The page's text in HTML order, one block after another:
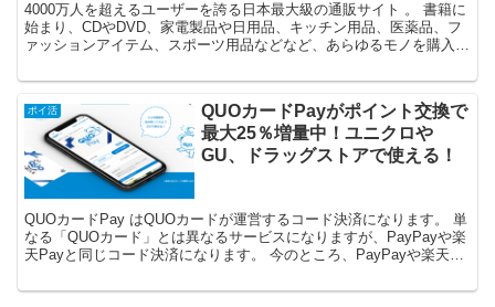
4000万人を超えるユーザーを誇る日本最大級の通販サイト 。 書籍に
始まり、CDやDVD、家電製品や日用品、キッチン用品、医薬品、フ
ァッションアイテム、スポーツ用品などなど、あらゆるモノを購入す
ポイ活
QUOカードPayがポイント交換で
最大25％増量中！ユニクロや
GU、ドラッグストアで使える！
QUOカードPay はQUOカードが運営するコード決済になります。 単
なる「QUOカード」とは異なるサービスになりますが、PayPayや楽
天Payと同じコード決済になります。 今のところ、PayPayや楽天